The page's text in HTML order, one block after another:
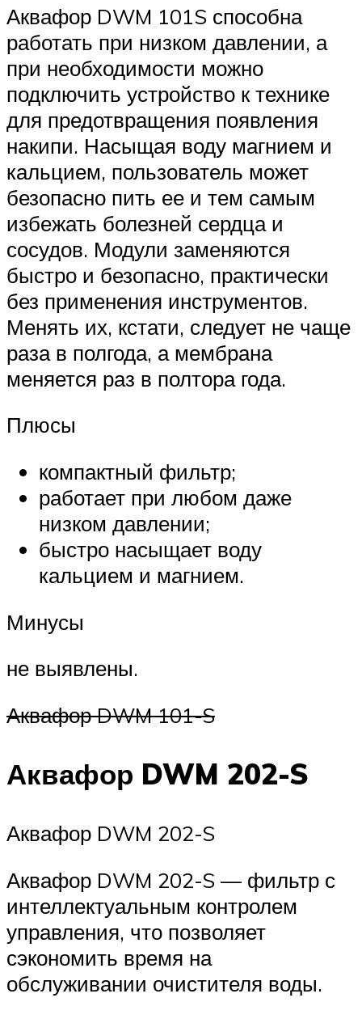
Аквафор DWM 101S способна
работать при низком давлении, а
при необходимости можно
подключить устройство к технике
для предотвращения появления
накипи. Насыщая воду магнием и
кальцием, пользователь может
безопасно пить ее и тем самым
избежать болезней сердца и
сосудов. Модули заменяются
быстро и безопасно, практически
без применения инструментов.
Менять их, кстати, следует не чаще
раза в полгода, а мембрана
меняется раз в полтора года.
Плюсы
компактный фильтр;
работает при любом даже
низком давлении;
быстро насыщает воду
кальцием и магнием.
Минусы
не выявлены.
Аквафор DWM 101-S
Аквафор DWM 202-S
Аквафор DWM 202-S
Аквафор DWM 202-S — фильтр с
интеллектуальным контролем
управления, что позволяет
сэкономить время на
обслуживании очистителя воды.